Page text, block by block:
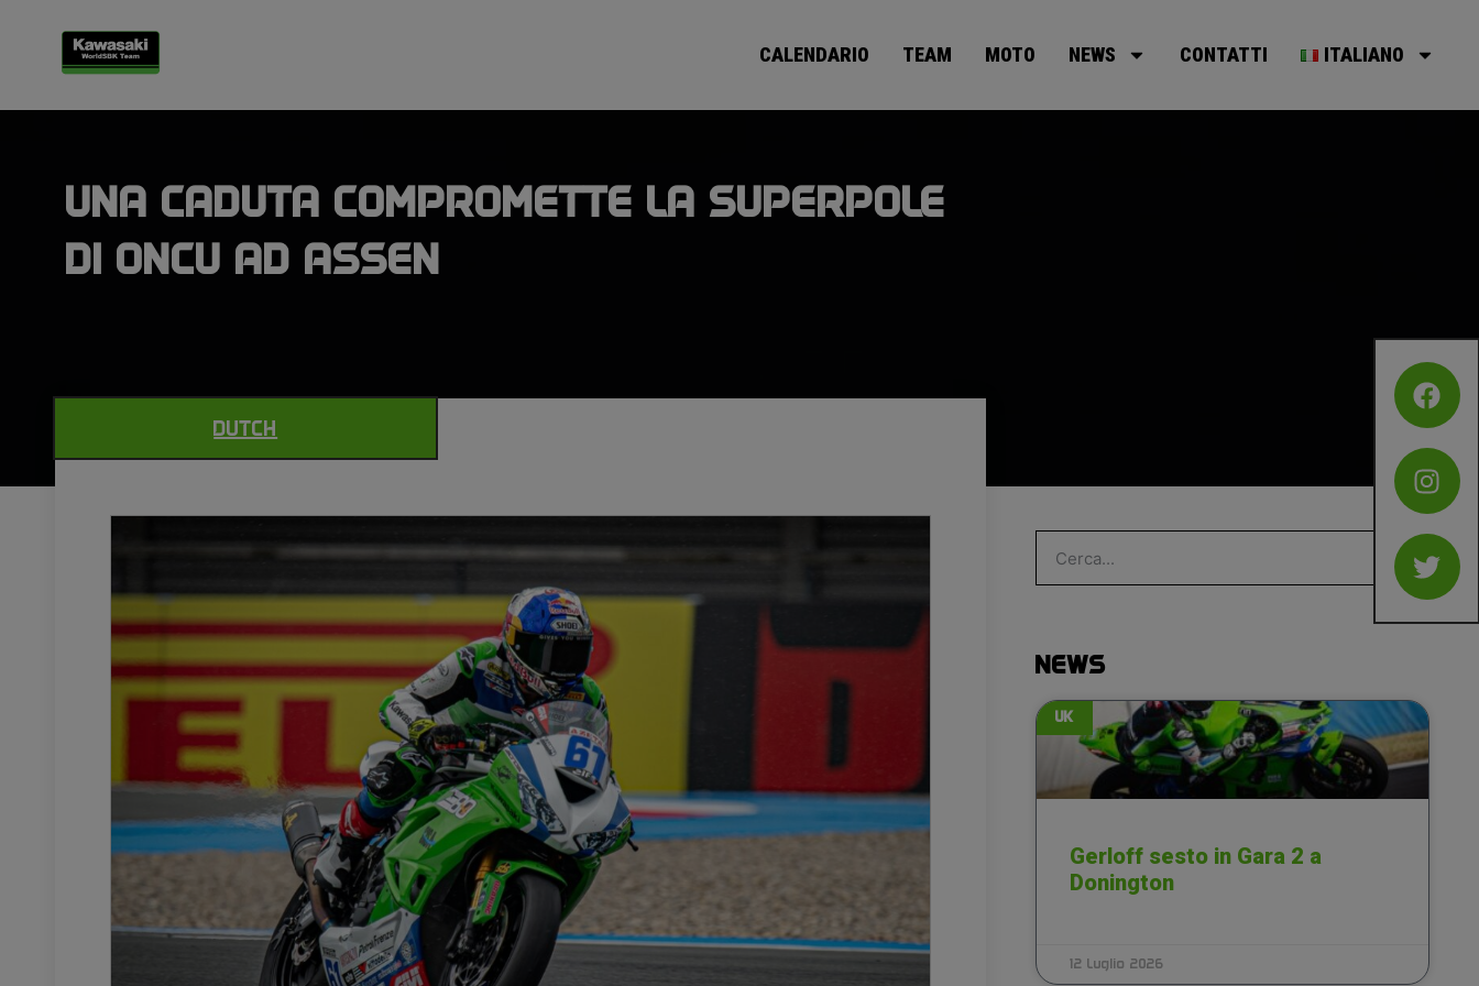
CALENDARIO TEAM MOTO NEWS CONTATTI ITALIANO
UNA CADUTA COMPROMETTE LA SUPERPOLE
DI ONCU AD ASSEN
DUTCH
NEWS
UK
Gerloff sesto in Gara 2 a
Donington
12 Luglio 2026